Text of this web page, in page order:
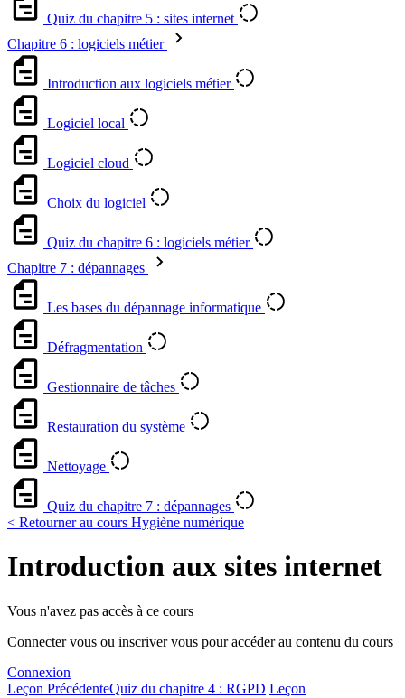
Quiz du chapitre 5 : sites internet
Chapitre 6 : logiciels métier
Introduction aux logiciels métier
Logiciel local
Logiciel cloud
Choix du logiciel
Quiz du chapitre 6 : logiciels métier
Chapitre 7 : dépannages
Les bases du dépannage informatique
Défragmentation
Gestionnaire de tâches
Restauration du système
Nettoyage
Quiz du chapitre 7 : dépannages
< Retourner au cours Hygiène numérique
Introduction aux sites internet
Vous n'avez pas accès à ce cours
Connecter vous ou inscriver vous pour accéder au contenu du cours
Connexion
Leçon PrécédenteQuiz du chapitre 4 : RGPD Leçon